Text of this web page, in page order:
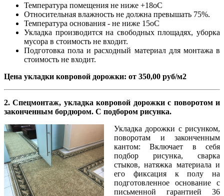
Температура помещения не ниже +18оС
Относительная влажность не должна превышать 75%.
Температура основания - не ниже 15оС
Укладка производится на свободных площадях, уборка
мусора в стоимость не входит.
Подготовка пола и расходный материал для монтажа в
стоимость не входит.
Цена укладки ковровой дорожки: от 350,00 руб/м2
2. Спецмонтаж, укладка ковровой дорожки с поворотом и
законченным бордюром. С подбором рисунка.
Укладка дорожки с рисунком,
поворотам и законченным
кантом: Включает в себя
подбор рисунка, сварка
стыков, натяжка материала и
его фиксация к полу на
подготовленное основание с
письменной гарантией 36